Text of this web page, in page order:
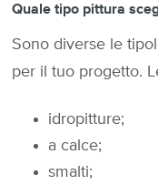
Quale tipo pittura
Sono diverse le
per il tuo progetto.
idropitture;
a calce;
smalti;